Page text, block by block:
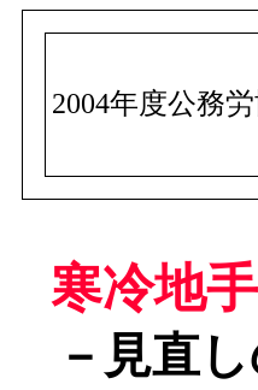
2004年度公務
寒冷地
－見直